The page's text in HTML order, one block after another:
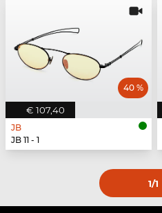
€ 107,40
40 %
JB
JB 11 - 1
1/1